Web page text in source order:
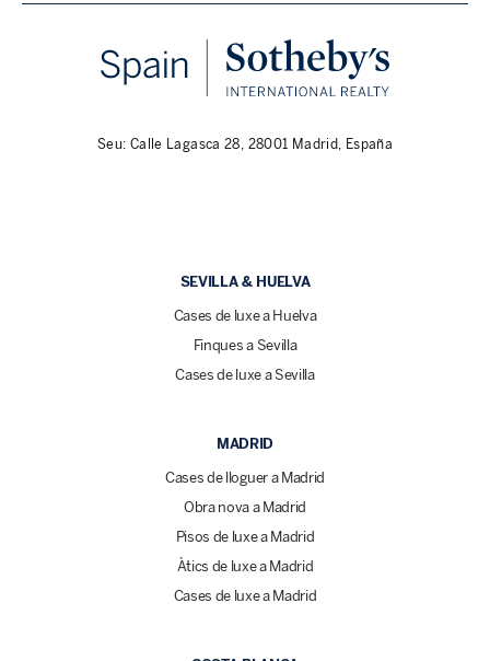
Seu: Calle Lagasca 28, 28001 Madrid, España
SEVILLA & HUELVA
Cases de luxe a Huelva
Finques a Sevilla
Cases de luxe a Sevilla
MADRID
Cases de lloguer a Madrid
Obra nova a Madrid
Pisos de luxe a Madrid
Àtics de luxe a Madrid
Cases de luxe a Madrid